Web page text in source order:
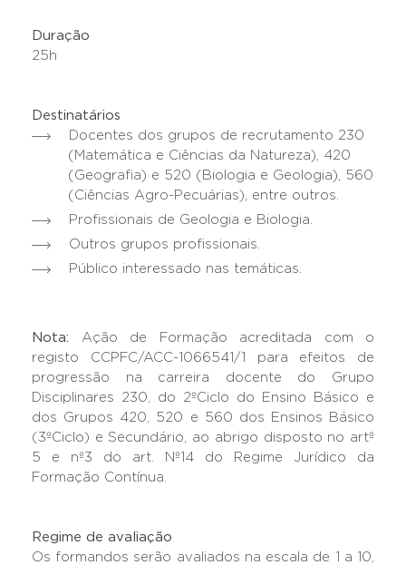
Duração
25h
Destinatários
Docentes dos grupos de recrutamento 230
(Matemática e Ciências da Natureza), 420
(Geografia) e 520 (Biologia e Geologia), 560
(Ciências Agro-Pecuárias), entre outros.
Profissionais de Geologia e Biologia.
Outros grupos profissionais.
Público interessado nas temáticas.
Nota: Ação de Formação acreditada com o
registo CCPFC/ACC-1066541/1 para efeitos de
progressão na carreira docente do Grupo
Disciplinares 230, do 2ºCiclo do Ensino Básico e
dos Grupos 420, 520 e 560 dos Ensinos Básico
(3ºCiclo) e Secundário, ao abrigo disposto no artº
5 e nº3 do art. Nº14 do Regime Jurídico da
Formação Contínua.
Regime de avaliação
Os formandos serão avaliados na escala de 1 a 10,